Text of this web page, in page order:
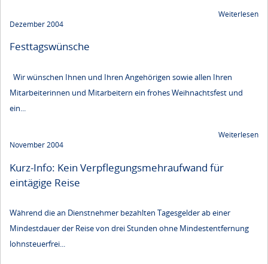
Weiterlesen
Dezember 2004
Festtagswünsche
Wir wünschen Ihnen und Ihren Angehörigen sowie allen Ihren
Mitarbeiterinnen und Mitarbeitern ein frohes Weihnachtsfest und
ein...
Weiterlesen
November 2004
Kurz-Info: Kein Verpflegungsmehraufwand für
eintägige Reise
Während die an Dienstnehmer bezahlten Tagesgelder ab einer
Mindestdauer der Reise von drei Stunden ohne Mindestentfernung
lohnsteuerfrei...